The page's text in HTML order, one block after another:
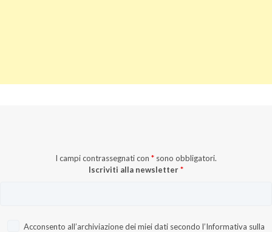
I campi contrassegnati con * sono obbligatori.
Iscriviti alla newsletter*
Acconsento all’archiviazione dei miei dati secondo l’Informativa sulla